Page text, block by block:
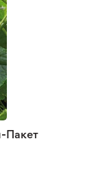
Пакет